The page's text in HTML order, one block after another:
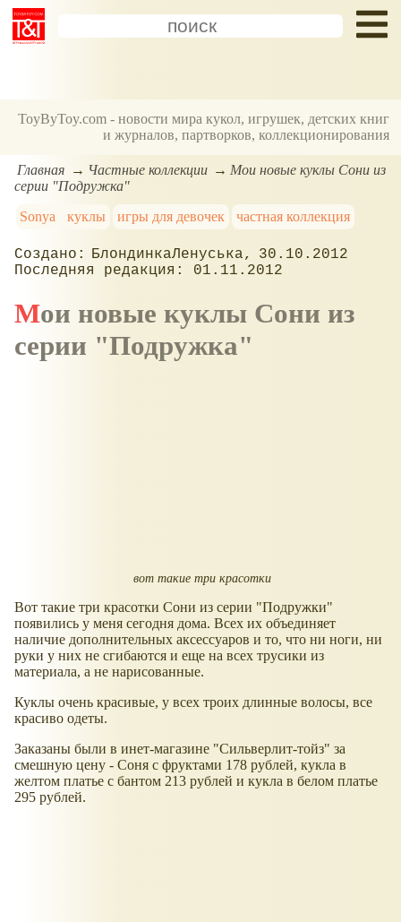
ToyByToy.com - новости мира кукол, игрушек, детских книг
и журналов, партворков, коллекционирования
Главная Частные коллекции
Мои новые куклы Сони из
серии "Подружка"
Sonya
куклы игры для девочек частная коллекция
БлондинкаЛенуська
30.10.2012
01.11.2012
Мои новые куклы Сони из
серии "Подружка"
вот такие три красотки
Вот такие три красотки Сони из серии "Подружки"
появились у меня сегодня дома. Всех их объединяет
наличие дополнительных аксессуаров и то, что ни ноги, ни
руки у них не сгибаются и еще на всех трусики из
материала, а не нарисованные.
Куклы очень красивые, у всех троих длинные волосы, все
красиво одеты.
Заказаны были в инет-магазине "Сильверлит-тойз" за
смешную цену - Соня с фруктами 178 рублей, кукла в
желтом платье с бантом 213 рублей и кукла в белом платье
295 рублей.